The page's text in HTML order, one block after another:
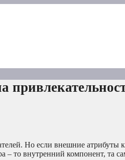
Но если внешние атрибуты
– то внутренний компонент, та